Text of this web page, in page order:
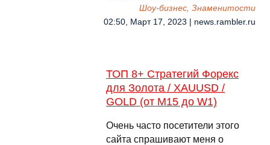
Шоу-бизнес, Знаменитости
02:50, Март 17, 2023 | news.rambler.ru
ТОП 8+ Стратегий Форекс
для Золота / XAUUSD /
GOLD (от M15 до W1)
Очень часто посетители этого
сайта спрашивают меня о